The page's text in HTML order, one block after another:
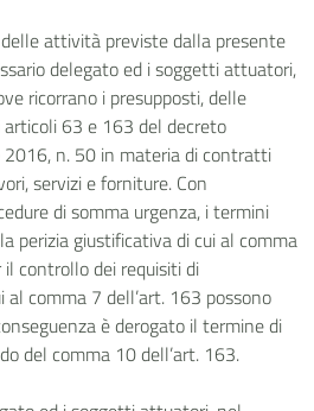
attività previste dalla presente
delegato ed i soggetti attuatori,
ricorrano i presupposti, delle
articoli 63 e 163 del decreto
n. 50 in materia di contratti
servizi e forniture. Con
di somma urgenza, i termini
perizia giustificativa di cui al comma
controllo dei requisiti di
al comma 7 dell’art. 163 possono
è derogato il termine di
del comma 10 dell’art. 163.